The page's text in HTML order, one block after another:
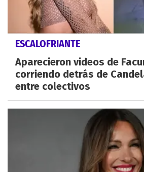
ESCALOFRIANTE
Aparecieron videos de
corriendo detrás de
entre colectivos